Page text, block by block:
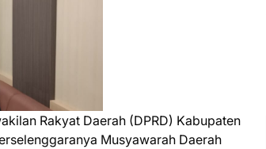
Rakyat Daerah (DPRD) Kabupaten
Musyawarah Daerah